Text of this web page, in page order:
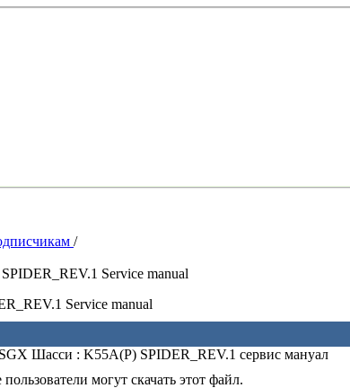
/
Service manual
Service manual
Шасси : K55A(P) SPIDER_REV.1 сервис мануал
могут скачать этот файл.